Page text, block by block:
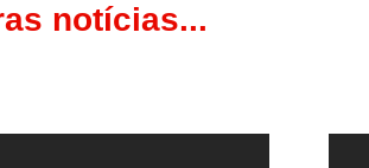
notícias...